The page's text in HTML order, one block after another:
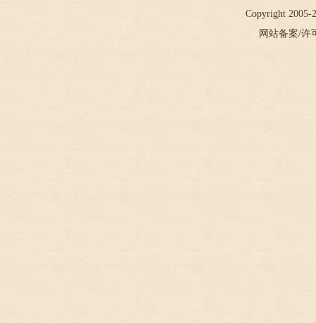
Copyright 2005-
网站备案/许